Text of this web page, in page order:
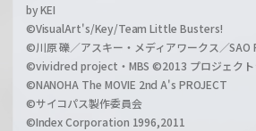
by KEI
©VisualArt's/Key/Team Little Busters!
©川原 礫／アスキー・メディアワークス／
©vividred project・MBS ©2013 プロジェクト
©NANOHA The MOVIE 2nd A's PROJECT
©サイコパス製作委員会
©Index Corporation 1996,2011